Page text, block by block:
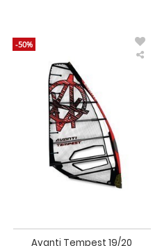
Schlüsselbox
-50%
Avanti Tempest 19/20